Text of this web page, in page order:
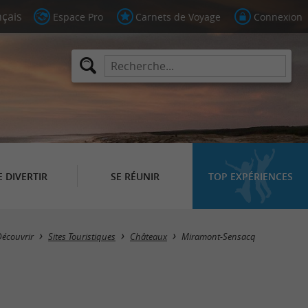
Espace Pro Carnets de Voyage Connexion
DIVERTIR SE RÉUNIR TOP EXPÉRIENCES
Masquer la carte
Sites Touristiques Châteaux Miramont-Sensacq